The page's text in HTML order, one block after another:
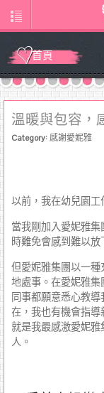
首頁
溫暖與包容，
Category: 感謝愛妮雅
以前，我在幼兒園工
當我剛加入愛妮雅
時難免會感到難以
但愛妮雅集團以一
地處事。在愛妮雅
同事都願意悉心教
在，我也有機會指
就是我最感激愛妮
人。